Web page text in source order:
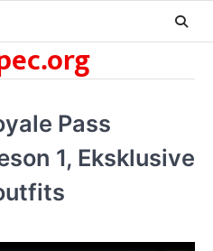
Pass
1, Eksklusive